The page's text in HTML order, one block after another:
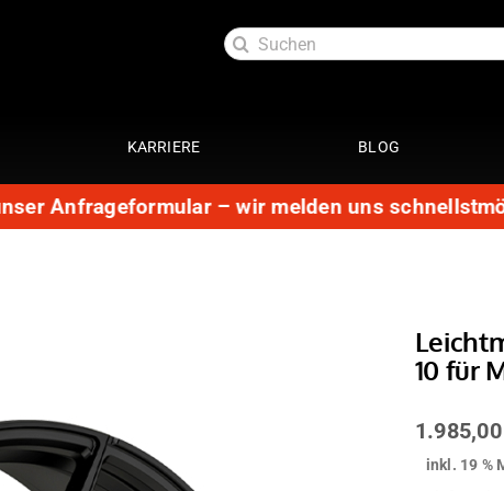
Suche
nach:
Elektrik
Restauration
KARRIERE BLOG
– wir melden uns
10 für
1.985,00
inkl. 19 %